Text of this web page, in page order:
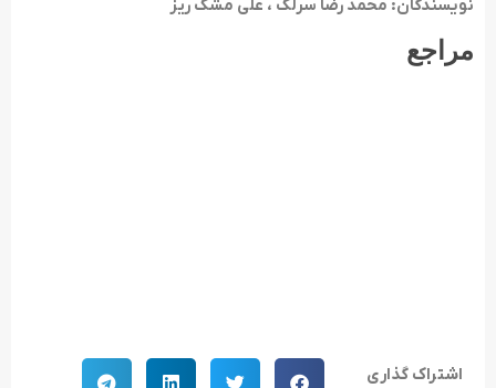
نویسندگان: محمد رضا سرلک ، علی مشک ریز
مراجع
اشتراک گذاری